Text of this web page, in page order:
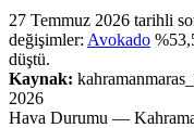
27 Temmuz 2026 tarihli
değişimler: Avokado %
düştü.
Kaynak:
2026
Hava Durumu —